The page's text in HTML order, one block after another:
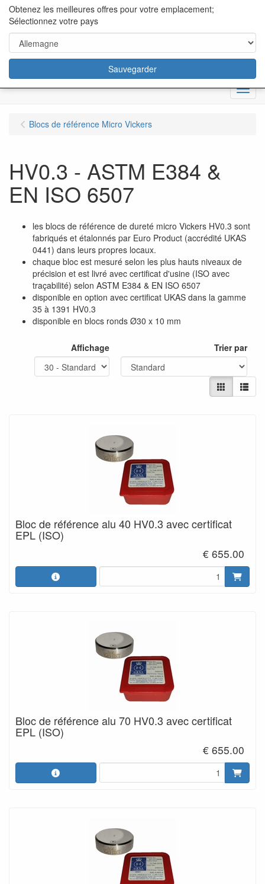
content="18/11/2025″/>
Menu
Blocs de référence Micro Vickers
HV0.3 - ASTM E384 &
EN ISO 6507
les blocs de référence de dureté micro Vickers HV0.3 sont
fabriqués et étalonnés par Euro Product (accrédité UKAS
0441) dans leurs propres locaux.
chaque bloc est mesuré selon les plus hauts niveaux de
précision et est livré avec certificat d'usine (ISO avec
traçabilité) selon ASTM E384 & EN ISO 6507
disponible en option avec certificat UKAS dans la gamme
35 à 1391 HV0.3
disponible en blocs ronds Ø30 x 10 mm
Affichage Trier par
Bloc de référence alu 40 HV0.3 avec certificat
EPL (ISO)
€ 655.00
Bloc de référence alu 70 HV0.3 avec certificat
EPL (ISO)
€ 655.00
Obtenez les meilleures offres pour votre emplacement;
Sélectionnez votre pays
Sauvegarder